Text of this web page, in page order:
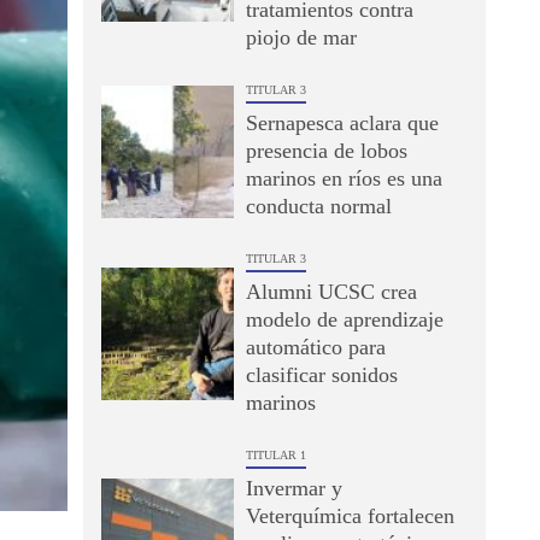
tratamientos contra
piojo de mar
TITULAR 3
Sernapesca aclara que
presencia de lobos
marinos en ríos es una
conducta normal
TITULAR 3
Alumni UCSC crea
modelo de aprendizaje
automático para
clasificar sonidos
marinos
TITULAR 1
Invermar y
Veterquímica fortalecen